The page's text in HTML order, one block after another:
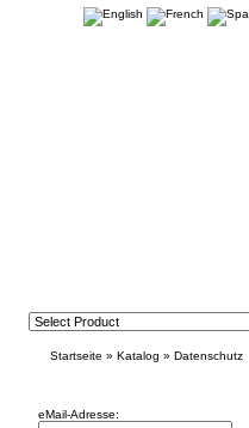
Startseite » Katalog » Datenschutz
eMail-Adresse: